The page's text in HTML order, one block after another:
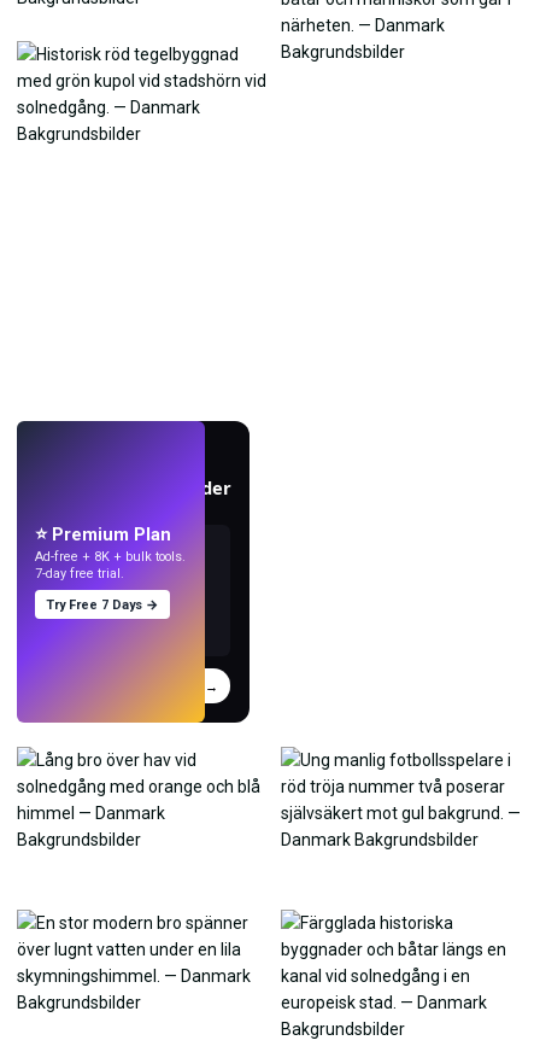
Skapa bakgrundsbilder
→
⭐ Premium Plan
Ad-free + 8K + bulk tools.
7-day free trial.
Try Free 7 Days →